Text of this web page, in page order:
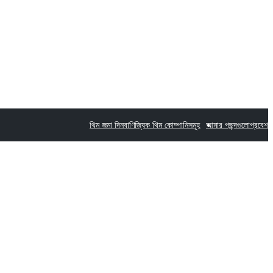
থিম জমা দিনবাণিজ্যিক থিম কোম্পানিসমূহ আমার পছন্দগুলোপ্রবেশ